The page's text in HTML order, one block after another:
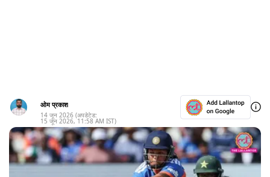
ओम प्रकाश
14 जून 2026 (अपडेटेड:
15 जून 2026, 11:58 AM IST)